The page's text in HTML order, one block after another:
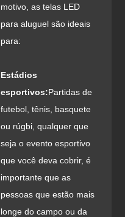
motivo, as telas LED
para aluguel são ideais
para:
Estádios
esportivos:Partidas de
futebol, tênis, basquete
ou rúgbi, qualquer que
seja o evento esportivo
que você deva cobrir, é
importante que as
pessoas que estão mais
longe do campo ou da